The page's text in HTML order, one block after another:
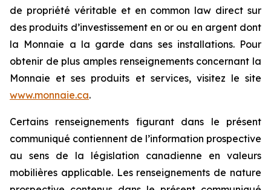
de propriété véritable et en common law direct sur
des produits d’investissement en or ou en argent dont
la Monnaie a la garde dans ses installations. Pour
obtenir de plus amples renseignements concernant la
Monnaie et ses produits et services, visitez le site
www.monnaie.ca.
Certains renseignements figurant dans le présent
communiqué contiennent de l’information prospective
au sens de la législation canadienne en valeurs
mobilières applicable. Les renseignements de nature